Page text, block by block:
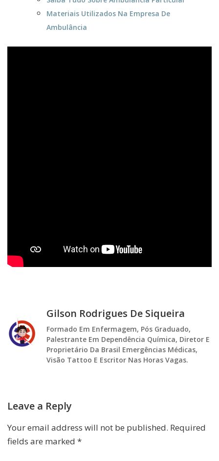
Materiais Utilizados Na Empresa De
Ambulância
Gilson Rodrigues De Siqueira
Formado Em Enfermagem, Pós Graduado,
Palestrante Em Dependência Química, Diretor E
Proprietário Da Brasil Emergências Médicas,
Visão Tattoo E Escritor Nas Horas Vagas.
Leave a Reply
Your email address will not be published. Required
fields are marked *